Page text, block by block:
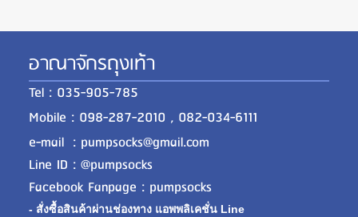
อาณาจักรถุงเท้า
Tel : 035-905-785
Mobile : 098-287-2010 , 082-034-6111
e-mail : pumpsocks@gmail.com
Line ID : @pumpsocks
Facebook Fanpage : pumpsocks
- สั่งซื้อสินค้าผ่านช่องทาง แอพพลิเคชั่น Line